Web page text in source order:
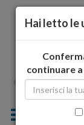
Toggle
Hai letto le
continuare